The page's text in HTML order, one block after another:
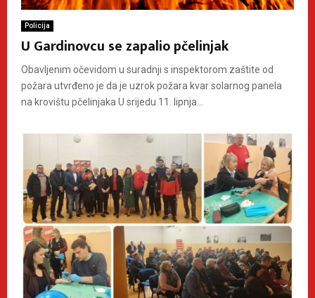
Policija
U Gardinovcu se zapalio pčelinjak
Obavljenim očevidom u suradnji s inspektorom zaštite od
požara utvrđeno je da je uzrok požara kvar solarnog panela
na krovištu pčelinjaka U srijedu 11. lipnja...